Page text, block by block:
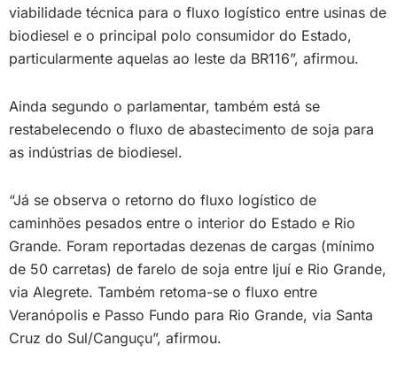
viabilidade técnica para o fluxo logístico entre usinas de
biodiesel e o principal polo consumidor do Estado,
particularmente aquelas ao leste da BR116”, afirmou.
Ainda segundo o parlamentar, também está se
restabelecendo o fluxo de abastecimento de soja para
as indústrias de biodiesel.
“Já se observa o retorno do fluxo logístico de
caminhões pesados entre o interior do Estado e Rio
Grande. Foram reportadas dezenas de cargas (mínimo
de 50 carretas) de farelo de soja entre Ijuí e Rio Grande,
via Alegrete. Também retoma-se o fluxo entre
Veranópolis e Passo Fundo para Rio Grande, via Santa
Cruz do Sul/Canguçu”, afirmou.